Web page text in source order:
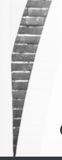
contenido